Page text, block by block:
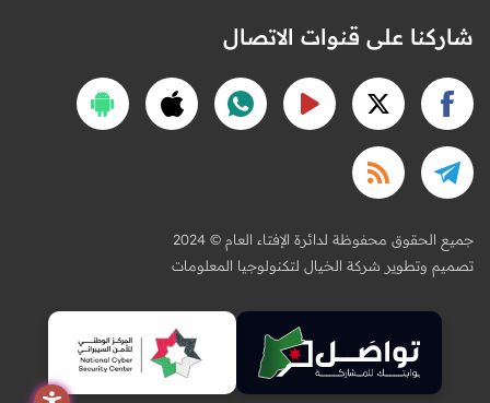
شاركنا على قنوات الاتصال
2024 © جميع الحقوق محفوظة لدائرة الإفتاء العام
تصميم وتطوير شركة الخيال لتكنولوجيا المعلومات